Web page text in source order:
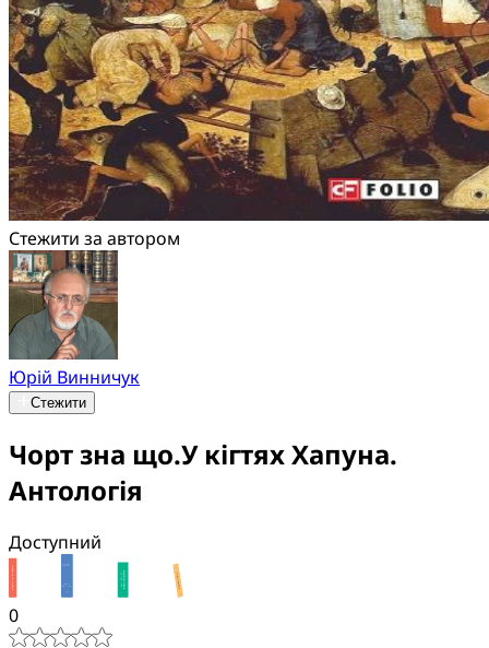
Стежити за автором
Юрій Винничук
Стежити
Чорт зна що.У кігтях Хапуна.
Антологія
Доступний
0